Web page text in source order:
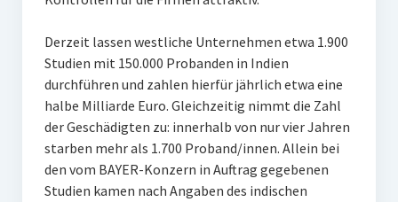
Derzeit lassen westliche Unternehmen etwa 1.900
Studien mit 150.000 Probanden in Indien
durchführen und zahlen hierfür jährlich etwa eine
halbe Milliarde Euro. Gleichzeitig nimmt die Zahl
der Geschädigten zu: innerhalb von nur vier Jahren
starben mehr als 1.700 Proband/innen. Allein bei
den vom BAYER-Konzern in Auftrag gegebenen
Studien kamen nach Angaben des indischen